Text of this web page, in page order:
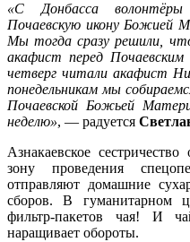
«С Донбасса
Почаевскую икону Божией
Мы тогда сразу решили,
акафист перед
четверг читали акафист
понедельникам мы
Почаевской Божьей
неделю», — радуется
Азнакаевское
зону проведения
отправляют домашние
сборов. В гуманитарном
фильтр-пакетов чая! И
наращивает обороты.